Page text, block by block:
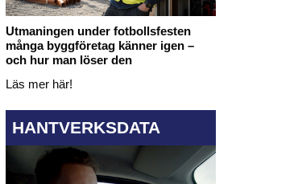
Utmaningen under fotbollsfesten
många byggföretag känner igen –
och hur man löser den
Läs mer här!
HANTVERKSDATA